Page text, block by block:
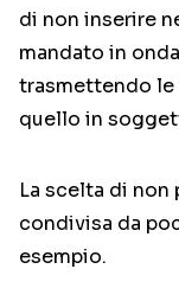
di non inserire
mandato in
trasmettendo le
quello in
La scelta di non
condivisa da
esempio.